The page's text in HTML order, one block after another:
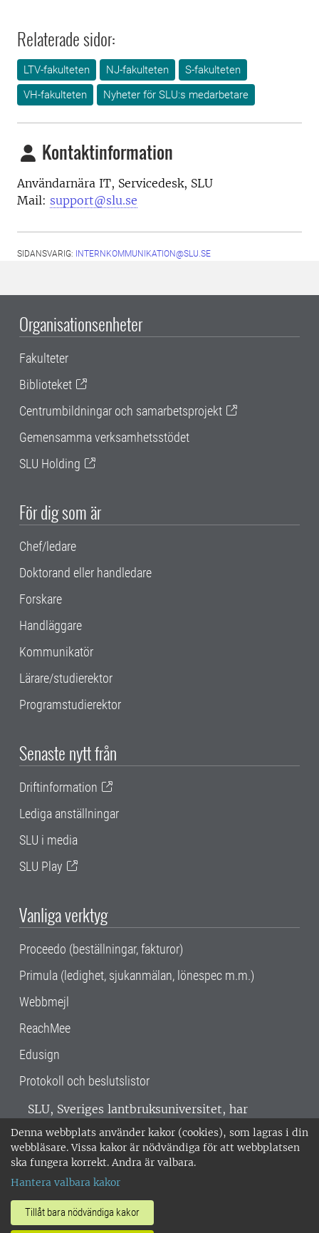
Denna webbplats använder kakor (cookies), som lagras i din
webbläsare. Vissa kakor är nödvändiga för att webbplatsen
ska fungera korrekt. Andra är valbara.
Hantera valbara kakor
Tillåt bara nödvändiga kakor
Relaterade sidor:
LTV-fakulteten NJ-fakulteten
S-fakulteten
VH-fakulteten
Nyheter för SLU:s medarbetare
Kontaktinformation
Användarnära IT, Servicedesk, SLU
Mail: support@slu.se
SIDANSVARIG: INTERNKOMMUNIKATION@SLU.SE
Organisationsenheter
Fakulteter
Biblioteket
Centrumbildningar och samarbetsprojekt
Gemensamma verksamhetsstödet
SLU Holding
För dig som är
Chef/ledare
Doktorand eller handledare
Forskare
Handläggare
Kommunikatör
Lärare/studierektor
Programstudierektor
Senaste nytt från
Driftinformation
Lediga anställningar
SLU i media
SLU Play
Vanliga verktyg
Proceedo (beställningar, fakturor)
Primula (ledighet, sjukanmälan, lönespec m.m.)
Webbmejl
ReachMee
Edusign
Protokoll och beslutslistor
SLU, Sveriges lantbruksuniversitet, har
verksamhet över hela Sverige. Huvudorter är
Alnarp, Uppsala och Umeå.SLU är
miljöcertifierat enligt ISO 14001. •
018-67 10 00 • Org nr: 202100-2817 •
Om SLU:s webbplatser
•Hantera kakor•Behandling av